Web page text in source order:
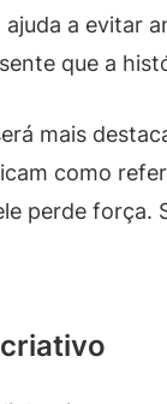
a evitar
que a
mais
como
perde